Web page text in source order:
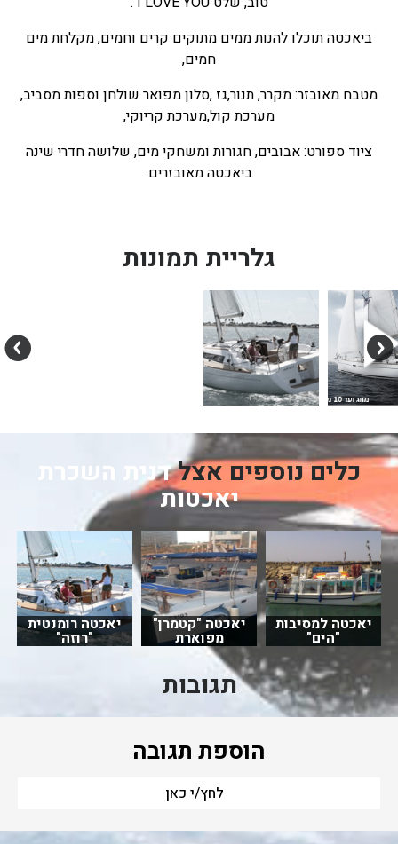
ביאכטה תוכלו להנות ממים מתוקים קרים וחמים, מקלחת מים
חמים,
מטבח מאובזר: מקרר, תנור,גז ,סלון מפואר שולחן וספות מסביב,
מערכת קול,מערכת קריוקי,
ציוד ספורט: אבובים, חגורות ומשחקי מים, שלושה חדרי שינה
ביאכטה מאובזרים.
גלריית תמונות
כלים נוספים אצלדנית השכרת
יאכטות
יאכטה למסיבות
"הים"
יאכטה "קטמרן"
מפוארת
יאכטה רומנטית
"רוזה"
תגובות
הוספת תגובה
לחץ/י כאן